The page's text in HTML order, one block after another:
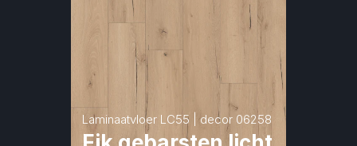
Laminaatvloer LC55 | decor 06258